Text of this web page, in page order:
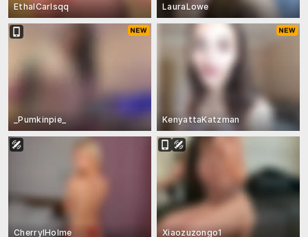
EthalCarlsqq LauraLowe
_Pumkinpie_ KenyattaKatzman
CherrylHolme Xiaozuzongo1